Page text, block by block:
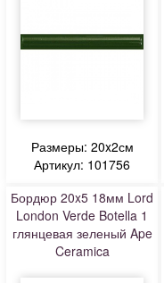
Размеры: 20x2см
Артикул: 101756
Бордюр 20x5 18мм Lord
London Verde Botella 1
глянцевая зеленый Ape
Ceramica